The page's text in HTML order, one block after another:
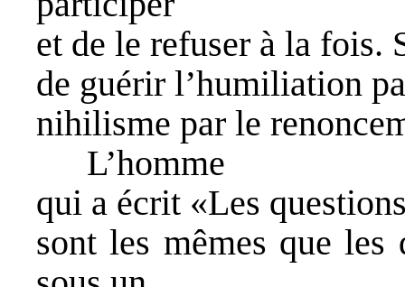
et de le refuser à la fois.
de guérir l’humiliation
nihilisme par le
L’homme
qui a écrit «Les
sont les mêmes que les